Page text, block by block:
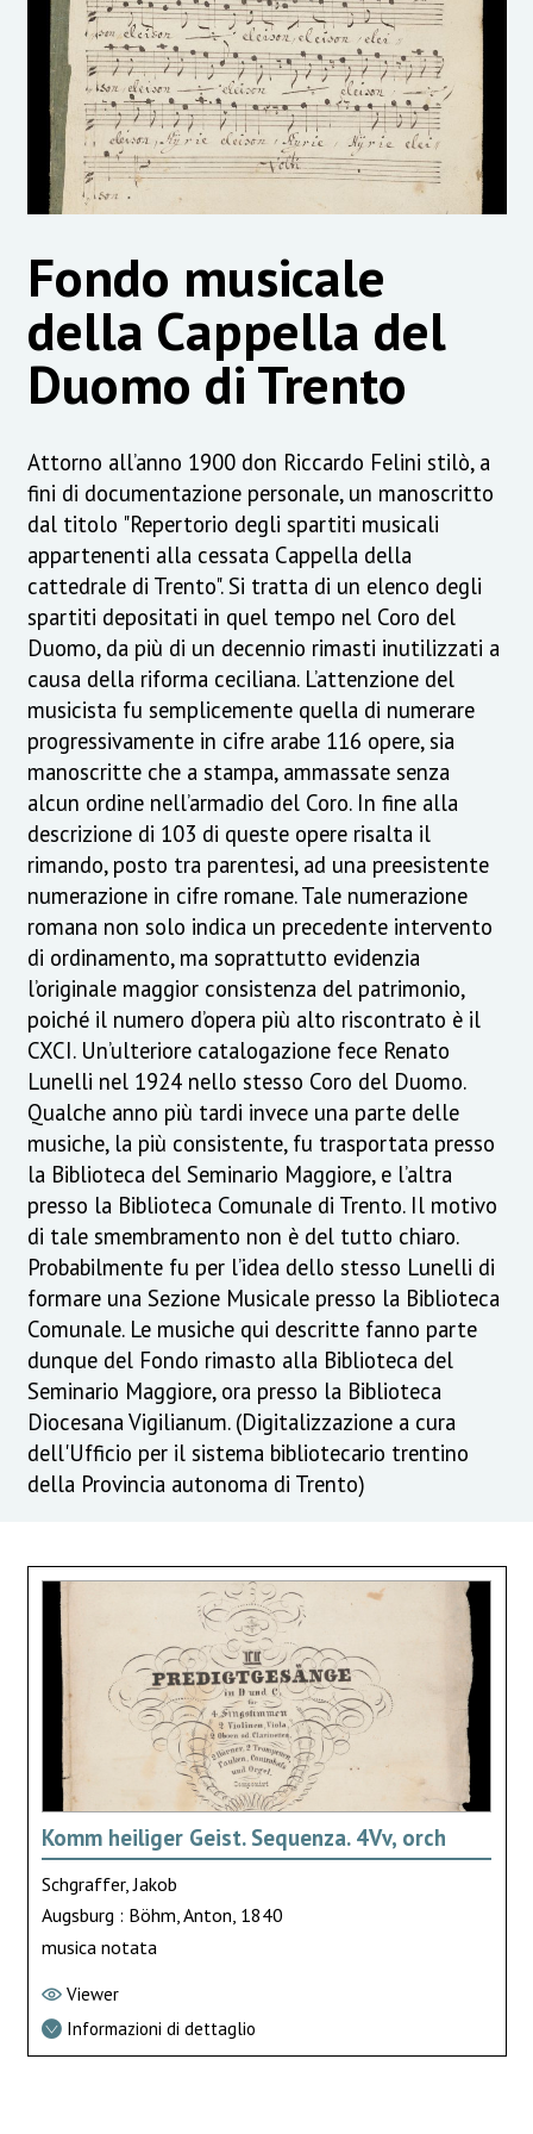
Fondo musicale
della Cappella del
Duomo di Trento
Attorno all’anno 1900 don Riccardo Felini stilò, a
fini di documentazione personale, un manoscritto
dal titolo "Repertorio degli spartiti musicali
appartenenti alla cessata Cappella della
cattedrale di Trento". Si tratta di un elenco degli
spartiti depositati in quel tempo nel Coro del
Duomo, da più di un decennio rimasti inutilizzati a
causa della riforma ceciliana. L’attenzione del
musicista fu semplicemente quella di numerare
progressivamente in cifre arabe 116 opere, sia
manoscritte che a stampa, ammassate senza
alcun ordine nell’armadio del Coro. In fine alla
descrizione di 103 di queste opere risalta il
rimando, posto tra parentesi, ad una preesistente
numerazione in cifre romane. Tale numerazione
romana non solo indica un precedente intervento
di ordinamento, ma soprattutto evidenzia
l’originale maggior consistenza del patrimonio,
poiché il numero d’opera più alto riscontrato è il
CXCI. Un’ulteriore catalogazione fece Renato
Lunelli nel 1924 nello stesso Coro del Duomo.
Qualche anno più tardi invece una parte delle
musiche, la più consistente, fu trasportata presso
la Biblioteca del Seminario Maggiore, e l’altra
presso la Biblioteca Comunale di Trento. Il motivo
di tale smembramento non è del tutto chiaro.
Probabilmente fu per l’idea dello stesso Lunelli di
formare una Sezione Musicale presso la Biblioteca
Comunale. Le musiche qui descritte fanno parte
dunque del Fondo rimasto alla Biblioteca del
Seminario Maggiore, ora presso la Biblioteca
Diocesana Vigilianum. (Digitalizzazione a cura
dell'Ufficio per il sistema bibliotecario trentino
della Provincia autonoma di Trento)
Komm heiliger Geist. Sequenza. 4Vv, orch
Schgraffer, Jakob
Augsburg : Böhm, Anton, 1840
musica notata
Viewer
Informazioni di dettaglio